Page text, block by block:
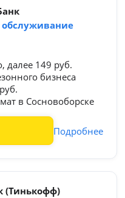
обслуживание
далее 149 руб.
бизнеса
в Сосновоборске
Подробнее
(Тинькофф)